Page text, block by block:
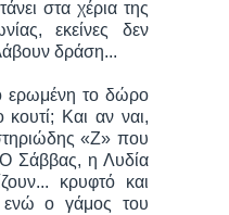
στα χέρια της
εκείνες δεν
δράση...
ερωμένη το δώρο
Και αν ναι,
«Ζ» που
Σάββας, η Λυδία
κρυφτό και
ενώ ο γάμος του